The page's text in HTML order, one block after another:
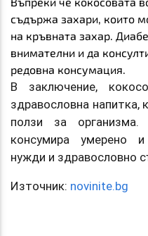
съдържа захари, които
на кръвната захар.
внимателни и да
редовна консумация.
В заключение,
здравословна напитка,
ползи за
консумира умерено
нужди и здравословно
Източник: novinite.bg